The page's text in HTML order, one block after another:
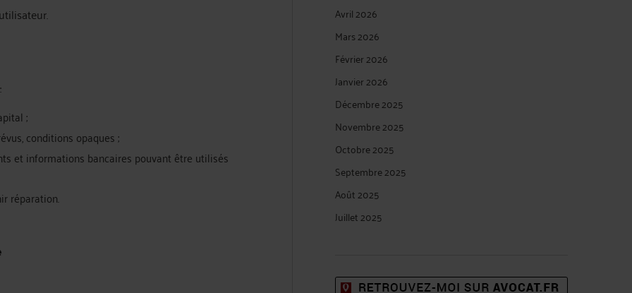
;
conditions opaques ;
et informations bancaires pouvant être utilisés
réparation.
Avril 2026
Mars 2026
Février 2026
Janvier 2026
Décembre 2025
Novembre 2025
Octobre 2025
Septembre 2025
Août 2025
Juillet 2025